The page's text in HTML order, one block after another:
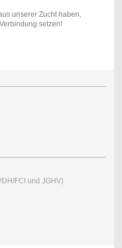
unserer Zucht haben,
setzen!
FCI und JGHV)